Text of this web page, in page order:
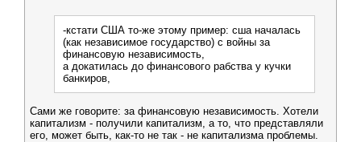
-кстати США то-же этому пример: сша началась
(как независимое государство) с войны за
финансовую независимость,
а докатилась до финансового рабства у кучки
банкиров,
Сами же говорите: за финансовую независимость. Хотели
капитализм - получили капитализм, а то, что представляли
его, может быть, как-то не так - не капитализма проблемы.